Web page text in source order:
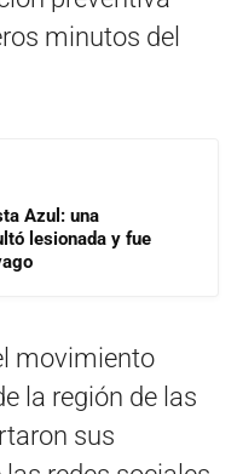
minutos del
Azul: una
lesionada y fue
movimiento
la región de las
sus